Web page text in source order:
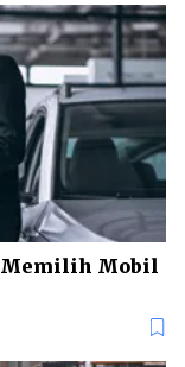
Memilih Mobil